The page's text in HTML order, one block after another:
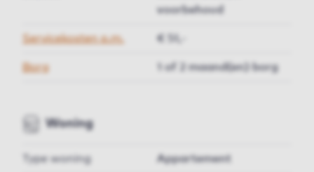
voorbehoud
Servicekosten p.m. € 51,-
Borg 1 of 2 maand(en) borg
Woning
Type woning Appartement